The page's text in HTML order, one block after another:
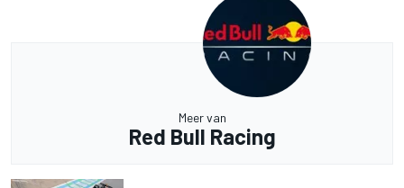
Meer van
Red Bull Racing